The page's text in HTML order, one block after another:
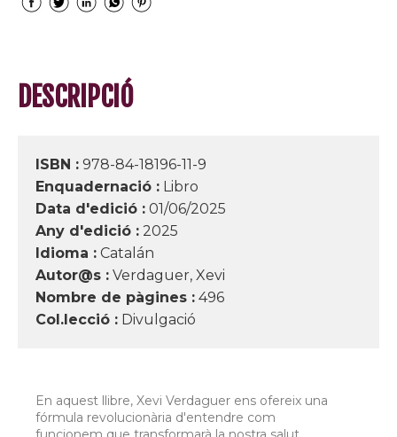
DESCRIPCIÓ
ISBN : 978-84-18196-11-9
Enquadernació : Libro
Data d'edició : 01/06/2025
Any d'edició : 2025
Idioma : Catalán
Autor@s : Verdaguer, Xevi
Nombre de pàgines : 496
Col.lecció : Divulgació
En aquest llibre, Xevi Verdaguer ens ofereix una
fórmula revolucionària d'entendre com